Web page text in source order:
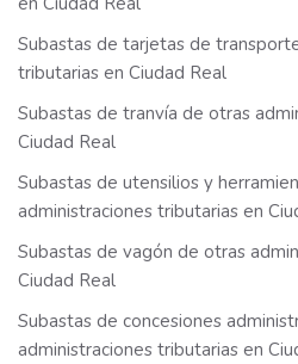
Subastas de tarjetas de
tributarias en Ciudad Real
Subastas de tranvía de otras
Ciudad Real
Subastas de utensilios y
administraciones tributarias en
Subastas de vagón de otras
Ciudad Real
Subastas de concesiones
administraciones tributarias en